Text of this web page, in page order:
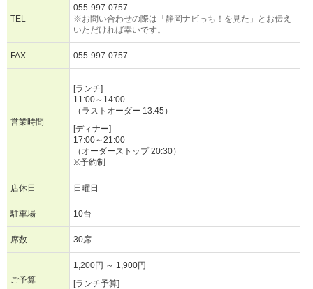
TEL
055-997-0757
※お問い合わせの際は「静岡ナビっち！を見た」とお伝え
いただければ幸いです。
FAX 055-997-0757
営業時間
[ランチ]
11:00～14:00
（ラストオーダー 13:45）
[ディナー]
17:00～21:00
（オーダーストップ 20:30）
※予約制
店休日 日曜日
駐車場 10台
席数 30席
ご予算
1,200円 ～ 1,900円
[ランチ予算]